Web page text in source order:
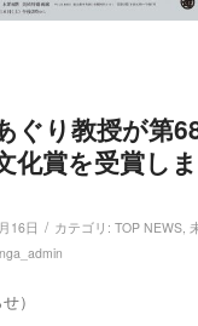
ぐり教授が第
化賞を受賞し
16日 / カテゴリ: TOP NEWS
）